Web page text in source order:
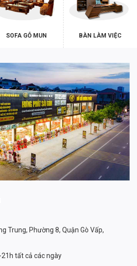
SOFA GỖ MUN BÀN LÀM VIỆC
Trung, Phường 8, Quận Gò Vấp,
tất cả các ngày